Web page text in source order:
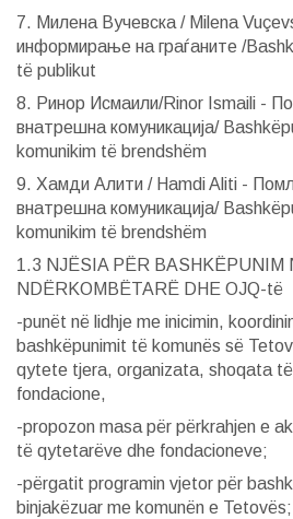
7. Милена Вучевска / Milena
информирање на граѓаните /
të publikut
8. Ринор Исмаили/Rinor Ismaili -
внатрешна комуникација/
komunikim të brendshëm
9. Хамди Алити / Hamdi Aliti -
внатрешна комуникација/
komunikim të brendshëm
1.3 NJËSIA PËR BASHKËPUNIM
NDËRKOMBËTARË DHE OJQ-të
-punët në lidhje me inicimin,
bashkëpunimit të komunës së
qytete tjera, organizata, shoqata
fondacione,
-propozon masa për përkrahjen e
të qytetarëve dhe fondacioneve;
-përgatit programin vjetor për
binjakëzuar me komunën e Tetovës;